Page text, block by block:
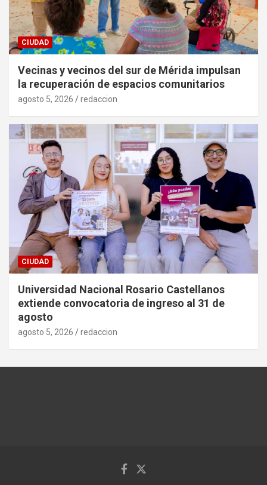
CIUDAD
Vecinas y vecinos del sur de Mérida impulsan
la recuperación de espacios comunitarios
agosto 5, 2026 redaccion
CIUDAD
Universidad Nacional Rosario Castellanos
extiende convocatoria de ingreso al 31 de
agosto
agosto 5, 2026 redaccion